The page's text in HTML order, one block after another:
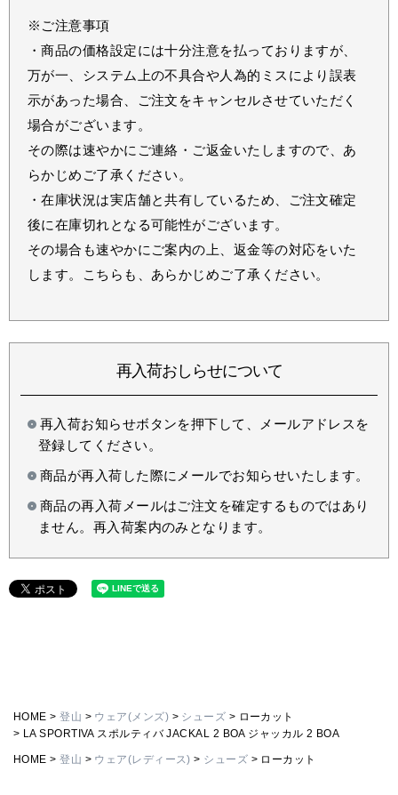
※ご注意事項
・商品の価格設定には十分注意を払っておりますが、
万が一、システム上の不具合や人為的ミスにより誤表
示があった場合、ご注文をキャンセルさせていただく
場合がございます。
その際は速やかにご連絡・ご返金いたしますので、あ
らかじめご了承ください。
・在庫状況は実店舗と共有しているため、ご注文確定
後に在庫切れとなる可能性がございます。
その場合も速やかにご案内の上、返金等の対応をいた
します。こちらも、あらかじめご了承ください。
再入荷おしらせについて
再入荷お知らせボタンを押下して、メールアドレスを
登録してください。
商品が再入荷した際にメールでお知らせいたします。
商品の再入荷メールはご注文を確定するものではあり
ません。再入荷案内のみとなります。
HOME 登山 ウェア(メンズ) シューズ
ローカット
LA SPORTIVA スポルティバ JACKAL 2 BOA ジャッカル 2 BOA
HOME 登山 ウェア(レディース) シューズ ローカット